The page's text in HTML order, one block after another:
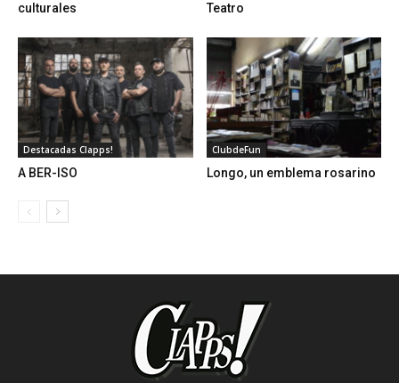
culturales
Teatro
Destacadas Clapps!
A BER-ISO
ClubdeFun
Longo, un emblema rosarino